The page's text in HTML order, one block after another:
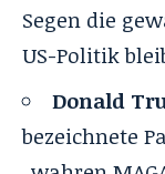
Segen die
US-Politik
Donald
bezeichnete